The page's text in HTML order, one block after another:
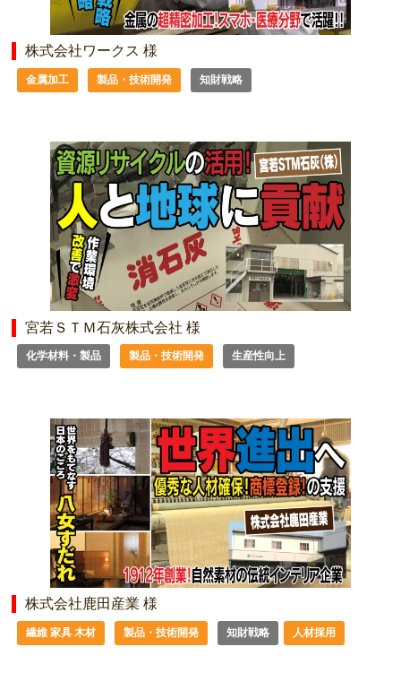
株式会社ワークス 様
金属加工 製品・技術開発 知財戦略
宮若ＳＴＭ石灰株式会社 様
化学材料・製品 製品・技術開発 生産性向上
株式会社鹿田産業 様
繊維 家具 木材 製品・技術開発 知財戦略 人材採用